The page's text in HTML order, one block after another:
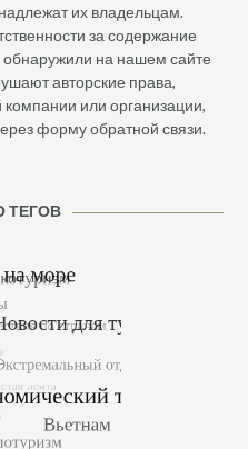
их владельцам.
за содержание
на нашем сайте
авторские права,
или организации,
форму обратной связи.
ТЕГОВ